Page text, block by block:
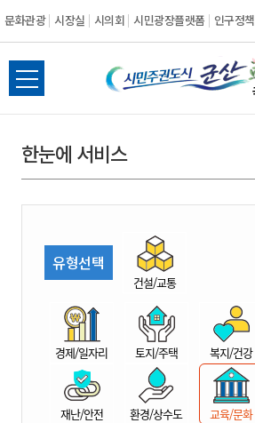
문화관광 시장실 시의회 시민광장플랫폼 인구정책
시
민
권
시
산
전
체
뉴
열
한눈에 서비스
유형선택
건설/교통
경제/일자리 토지/주택 복지/건강
재난/안전 환경/상수도 교육/문화